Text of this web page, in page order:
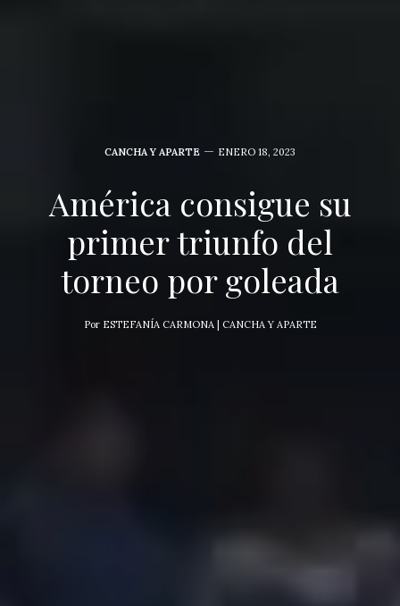
CANCHA Y APARTE ENERO 18, 2023
América consigue su
primer triunfo del
torneo por goleada
Por ESTEFANÍA CARMONA | CANCHA Y APARTE